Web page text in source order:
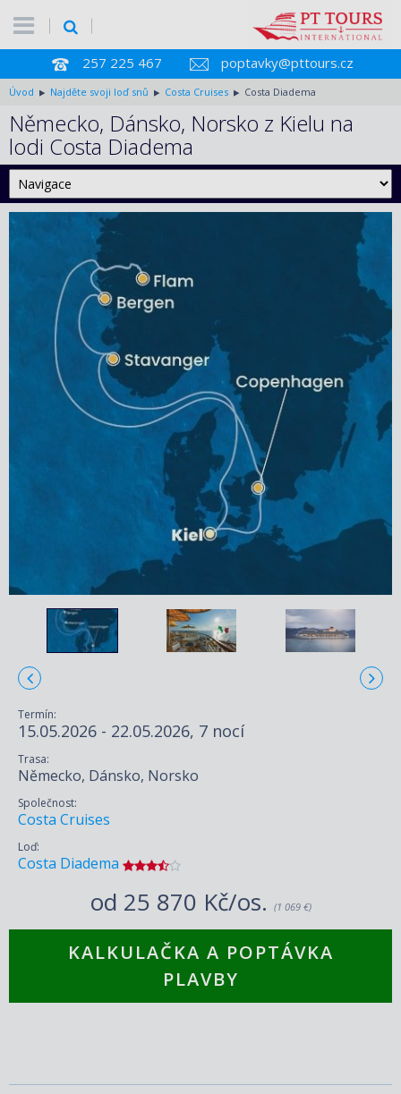
257 225 467 poptavky@pttours.cz
Úvod Najděte svoji loď snů Costa Cruises Costa Diadema
Německo, Dánsko, Norsko z Kielu na
lodi Costa Diadema
Termín:
15.05.2026 - 22.05.2026, 7 nocí
Trasa:
Německo, Dánsko, Norsko
Společnost:
Costa Cruises
Loď:
Costa Diadema
od 25 870 Kč/os. (1 069 €)
KALKULAČKA A POPTÁVKA
PLAVBY